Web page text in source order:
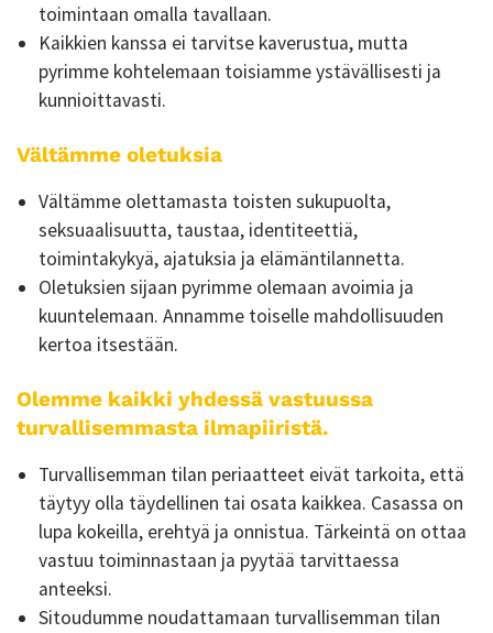
toimintaan omalla tavallaan.
Kaikkien kanssa ei tarvitse kaverustua, mutta
pyrimme kohtelemaan toisiamme ystävällisesti ja
kunnioittavasti.
Vältämme oletuksia
Vältämme olettamasta toisten sukupuolta,
seksuaalisuutta, taustaa, identiteettiä,
toimintakykyä, ajatuksia ja elämäntilannetta.
Oletuksien sijaan pyrimme olemaan avoimia ja
kuuntelemaan. Annamme toiselle mahdollisuuden
kertoa itsestään.
Olemme kaikki yhdessä vastuussa
turvallisemmasta ilmapiiristä.
Turvallisemman tilan periaatteet eivät tarkoita, että
täytyy olla täydellinen tai osata kaikkea. Casassa on
lupa kokeilla, erehtyä ja onnistua. Tärkeintä on ottaa
vastuu toiminnastaan ja pyytää tarvittaessa
anteeksi.
Sitoudumme noudattamaan turvallisemman tilan